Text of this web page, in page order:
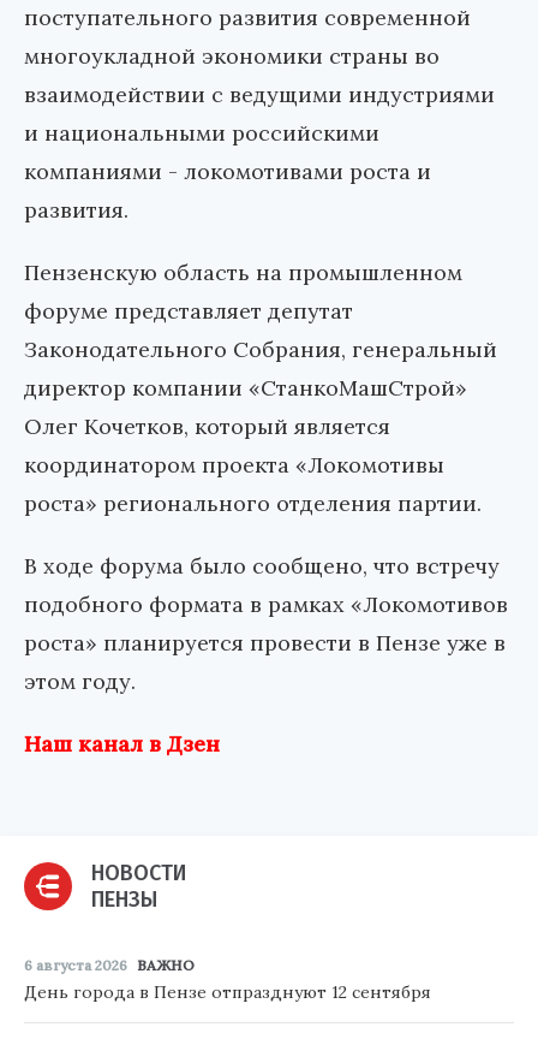
поступательного развития современной
многоукладной экономики страны во
взаимодействии с ведущими индустриями
и национальными российскими
компаниями - локомотивами роста и
развития.
Пензенскую область на промышленном
форуме представляет депутат
Законодательного Собрания, генеральный
директор компании «СтанкоМашСтрой»
Олег Кочетков, который является
координатором проекта «Локомотивы
роста» регионального отделения партии.
В ходе форума было сообщено, что встречу
подобного формата в рамках «Локомотивов
роста» планируется провести в Пензе уже в
этом году.
Наш канал в Дзен
НОВОСТИ
ПЕНЗЫ
6 августа 2026 ВАЖНО
День города в Пензе отпразднуют 12 сентября